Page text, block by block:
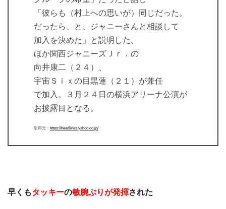
「彼らも（村上への思いが）同じだった。
だったら、と、ジャニーさんと相談して
加入を決めた」と説明した。
ほか関西ジャニーズＪｒ．の
向井康二（２４）、
宇宙Ｓｉｘの目黒蓮（２１）が兼任
で加入。３月２４日の横浜アリーナ公演が
お披露目となる。
引用元： https://headlines.yahoo.co.jp/
早くもタッキーの敏腕ぶりが発揮された